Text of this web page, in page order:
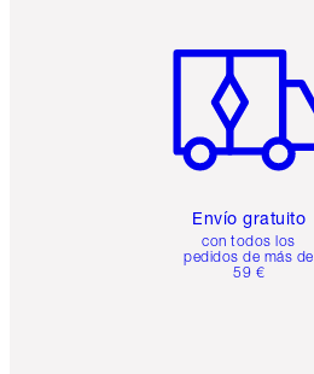
Envío gratuito
con todos los
pedidos de más de
59 €